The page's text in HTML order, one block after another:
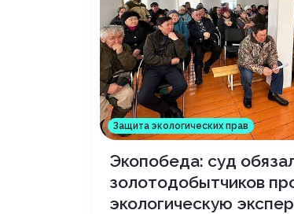
Защита экологических прав
Экопобеда: суд
золотодобытчиков
экологическую